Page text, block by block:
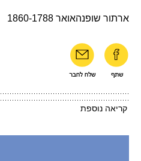
ארתור שופנהאואר 1860-1788
קריאה נוספת